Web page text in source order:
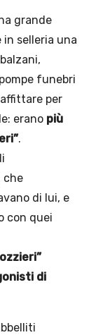
grande
selleria una
funebri
per
erano più
.
che
di lui, e
con quei
di